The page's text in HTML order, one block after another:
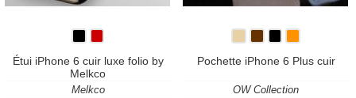
Étui iPhone 6 cuir luxe folio by
Melkco
Melkco
Pochette iPhone 6 Plus cuir
OW Collection